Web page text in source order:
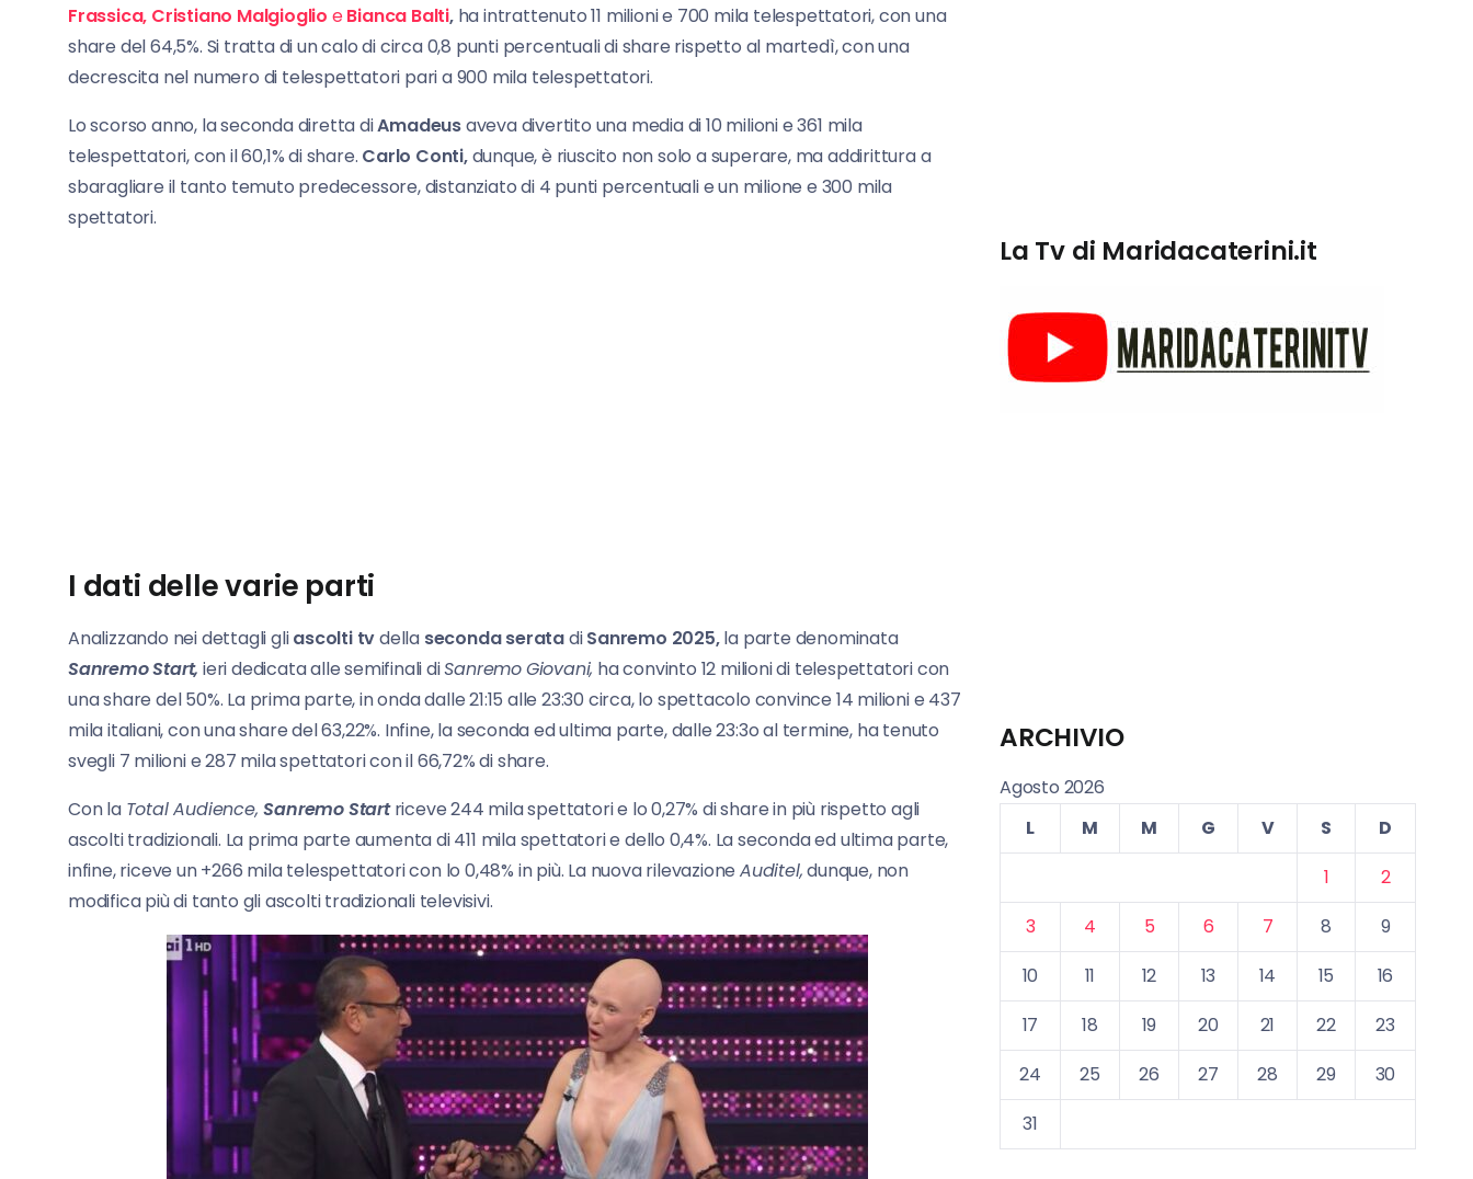
Frassica, Cristiano Malgioglio eBianca Balti,ha intrattenuto 11 milioni e 700 mila telespettatori, con una
share del 64,5%. Si tratta di un calo di circa 0,8 punti percentuali di share rispetto al martedì, con una
decrescita nel numero di telespettatori pari a 900 mila telespettatori.
Lo scorso anno, la seconda diretta diAmadeusaveva divertito una media di 10 milioni e 361 mila
telespettatori, con il 60,1% di share. Carlo Conti,dunque, è riuscito non solo a superare, ma addirittura a
sbaragliare il tanto temuto predecessore, distanziato di 4 punti percentuali e un milione e 300 mila
spettatori.
I dati delle varie parti
Analizzando nei dettagli gliascolti tvdella seconda seratadiSanremo 2025,la parte denominata
Sanremo Start, ieri dedicata alle semifinali diSanremoGiovani, ha convinto 12 milioni di telespettatori con
una share del 50%. La prima parte, in onda dalle 21:15 alle 23:30 circa, lo spettacolo convince 14 milioni e 437
mila italiani, con una share del 63,22%. Infine, la seconda ed ultima parte, dalle 23:3o al termine, ha tenuto
svegli 7 milioni e 287 mila spettatori con il 66,72% di share.
Con la Total Audience,Sanremo Startriceve 244 mila spettatori e lo 0,27% di share in più rispetto agli
ascolti tradizionali. La prima parte aumenta di 411 mila spettatori e dello 0,4%. La seconda ed ultima parte,
infine, riceve un +266 mila telespettatori con lo 0,48% in più. La nuova rilevazione Auditel,dunque, non
modifica più di tanto gli ascolti tradizionali televisivi.
La Tv di Maridacaterini.it
ARCHIVIO
Agosto 2026
L
M M G V S
D
1
2
3
4 5 6 7 8
9
10
11 12 13 14 15
16
17
18 19 20 21 22
23
24
25 26 27 28 29
30
31